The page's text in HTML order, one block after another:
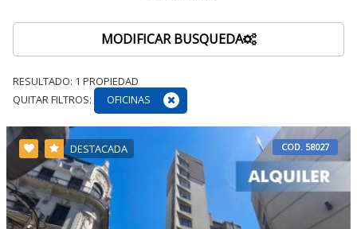
MODIFICAR BUSQUEDA
RESULTADO: 1 PROPIEDAD
QUITAR FILTROS:
OFICINAS
DESTACADA COD. 58027